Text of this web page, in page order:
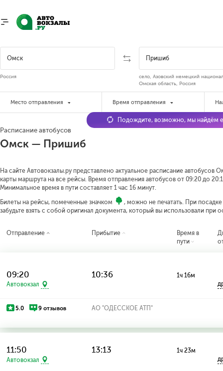
Россия
село, Азовский немецкий
Омская область, Россия
Место отправления Время отправления
Расписание автобусов
Омск — Пришиб
На сайте Автовокзалы.ру представлено актуальное расписание
карты маршрута на все рейсы. Время отправления автобусов от 09:20 до
Минимальное время в пути составляет 1 час 16 минут.
Билеты на рейсы, помеченные значком
, можно не печатать. При
забудьте взять с собой оригинал документа, который вы использовали при
Подождите, возможно, мы найдём
Отправление Прибытие
Время в
пути
09:20
Автовокзал
10:36
1ч 16м
5.0 9 отзывов АО "ОДЕССКОЕ АТП"
11:50
Автовокзал
13:13
1ч 23м